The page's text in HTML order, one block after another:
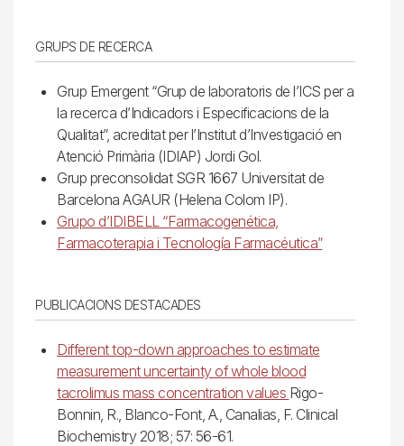
GRUPS DE RECERCA
Grup Emergent “Grup de laboratoris de l’ICS per a
la recerca d’Indicadors i Especificacions de la
Qualitat”, acreditat per l’Institut d’Investigació en
Atenció Primària (IDIAP) Jordi Gol.
Grup preconsolidat SGR 1667 Universitat de
Barcelona AGAUR (Helena Colom IP).
Grupo d’IDIBELL “Farmacogenética,
Farmacoterapia i Tecnología Farmacéutica”
PUBLICACIONS DESTACADES
Different top-down approaches to estimate
measurement uncertainty of whole blood
tacrolimus mass concentration values Rigo-
Bonnin, R., Blanco-Font, A., Canalias, F. Clinical
Biochemistry 2018; 57: 56-61.